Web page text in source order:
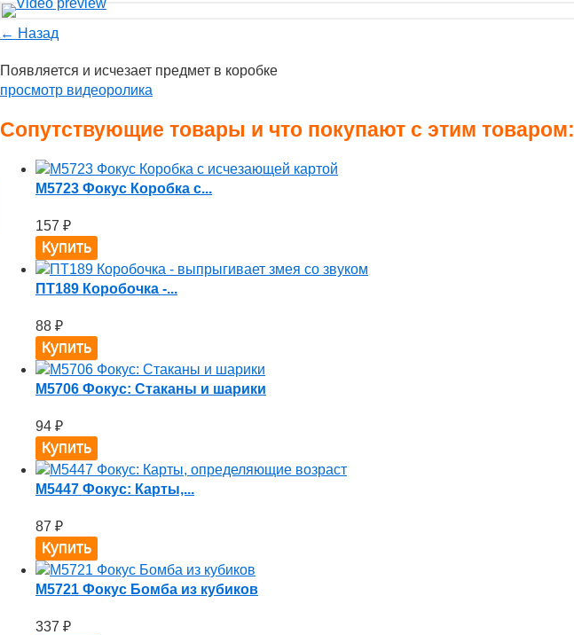
← Назад
Появляется и исчезает предмет в коробке
просмотр видеоролика
Cопутствующие товары и что покупают с этим товаром:
M5723 Фокус Коробка с...
157 ₽
ПТ189 Коробочка -...
88 ₽
M5706 Фокус: Стаканы и шарики
94 ₽
M5447 Фокус: Карты,...
87 ₽
M5721 Фокус Бомба из кубиков
337 ₽